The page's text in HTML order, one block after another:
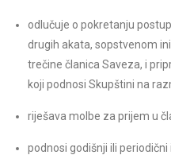
odlučuje o pokretanju
drugih akata, sopstvenom
trečine članica Saveza, i
koji podnosi Skupštini na
riješava molbe za prijem u
podnosi godišnji ili